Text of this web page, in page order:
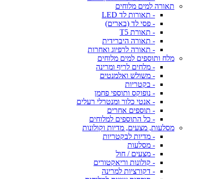
תאורה למים מלוחים
- תאורות לד LED
- פסי לד (בארים)
- תאורת T5
- תאורה היברידית
- תאורה לרפיוג ואחרות
מלח ותוספים למים מלוחים
- מלחים לריף ומרינה
- משולש ואלמנטים
- בקטריות
- נופוקס ותוספי פחמן
- אנטי כלור ומנטרלי רעלים
- תוספים אחרים
- כל התוספים למלוחים
מסלעות, מצעים, מדיות וקולונות
- מדיות לבקטריות
- מסלעות
- מצעים / חול
- קולונות וריאקטורים
- דקורציות למרינה